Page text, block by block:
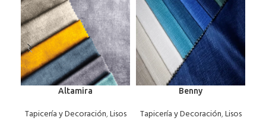
Altamira
Tapicería y Decoración,Lisos
Benny
Tapicería y Decoración,Lisos